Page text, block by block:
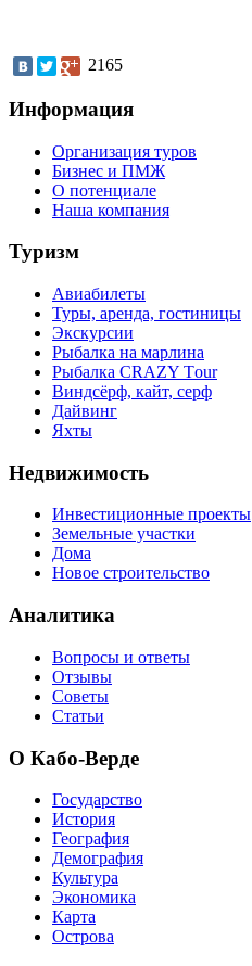
2165
Информация
Организация туров
Бизнес и ПМЖ
О потенциале
Наша компания
Туризм
Авиабилеты
Туры, аренда, гостиницы
Экскурсии
Рыбалка на марлина
Рыбалка CRAZY Тour
Виндсёрф, кайт, серф
Дайвинг
Яхты
Недвижимость
Инвестиционные проекты
Земельные участки
Дома
Новое строительство
Аналитика
Вопросы и ответы
Отзывы
Советы
Статьи
О Кабо-Верде
Государство
История
География
Демография
Культура
Экономика
Карта
Острова